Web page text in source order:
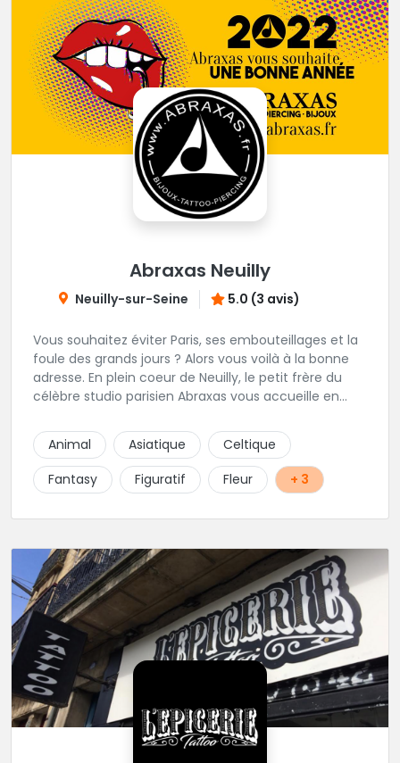
Abraxas Neuilly
Neuilly-sur-Seine 5.0 (3 avis)
Vous souhaitez éviter Paris, ses embouteillages et la
foule des grands jours ? Alors vous voilà à la bonne
adresse. En plein coeur de Neuilly, le petit frère du
célèbre studio parisien Abraxas vous accueille en
triés sur le volet pour vous offrir un large choix de
styles avec une qualité et une créativité
irréprochables.
Animal Asiatique
Celtique
Fantasy
Figuratif Fleur + 3